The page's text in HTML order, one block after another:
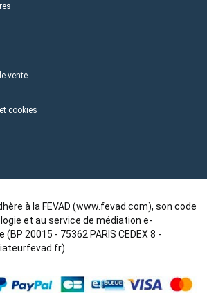
vente
cookies
à la FEVAD (www.fevad.com), son code
et au service de médiation e-
20015 - 75362 PARIS CEDEX 8 -